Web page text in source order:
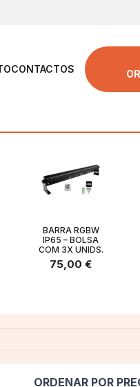
CONTACTOS
BARRA RGBW
IP65 – BOLSA
COM 3X UNIDS.
75,00€